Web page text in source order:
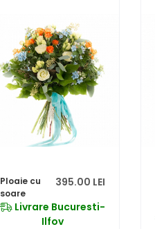
395.00 LEI
Ploaie cu
soare
Livrare Bucuresti-
Ilfov